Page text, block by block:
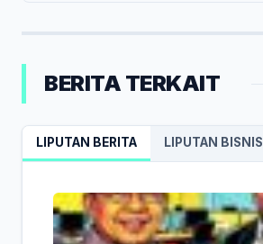
BERITA TERKAIT
LIPUTAN BERITA LIPUTAN BISNIS